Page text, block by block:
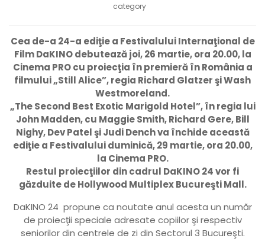
category
Cea de-a 24-a ediţie a Festivalului Internaţional de
Film DaKINO debutează joi, 26 martie, ora 20.00, la
Cinema PRO cu proiecţia în premieră în România a
filmului „Still Alice”, regia Richard Glatzer şi Wash
Westmoreland.
„The Second Best Exotic Marigold Hotel”, în regia lui
John Madden, cu Maggie Smith, Richard Gere, Bill
Nighy, Dev Patel şi Judi Dench va închide această
ediţie a Festivalului duminică, 29 martie, ora 20.00,
la Cinema PRO.
Restul proiecţiilor din cadrul DaKINO 24 vor fi
găzduite de Hollywood Multiplex Bucureşti Mall.
DaKINO 24 propune ca noutate anul acesta un număr
de proiecţii speciale adresate copiilor şi respectiv
seniorilor din centrele de zi din Sectorul 3 Bucureşti.